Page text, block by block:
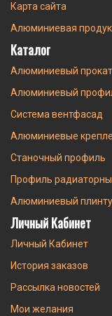
Карта сайта
Алюминиевая
Каталог
Алюминиевый прокат
Алюминиевый
Система вентфасад
Алюминиевые
Станочный профиль
Профиль
Алюминиевый
Личный Кабинет
Личный Кабинет
История заказов
Рассылка новостей
Мои желания